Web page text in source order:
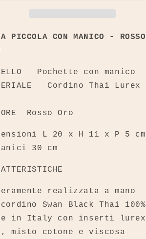
PICCOLA CON MANICO - ROSSO
Pochette con manico
Cordino Thai Lurex
Rosso Oro
L 20 x H 11 x P 5 cm
30 cm
realizzata a mano
Swan Black Thai 100%
in Italy con inserti lurex
misto cotone e viscosa